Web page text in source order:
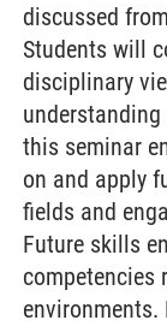
discussed
Students will
disciplinary
this seminar
on and apply
fields and
Future skills
competencies